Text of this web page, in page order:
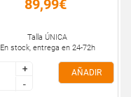
89,99€
Talla ÚNICA
En stock, entrega en 24-72h
+
-
+
-
AÑADIR